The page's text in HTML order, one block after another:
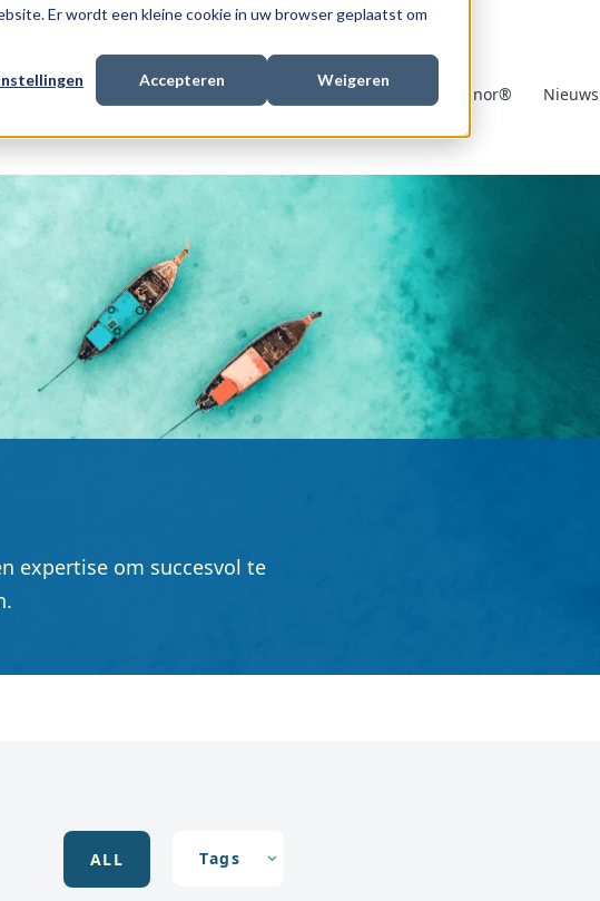
Er wordt een kleine cookie in uw browser geplaatst om
Accepteren Weigeren
Procesfinanciering Met wie we werken Over Deminor®
expertise om succesvol te
ALL